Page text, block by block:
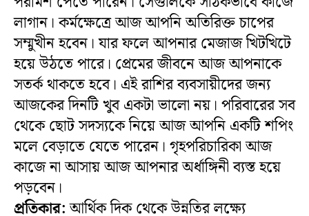
লাগান। কর্মক্ষেত্রে আজ আপনি অতিরিক্ত চাপের
সম্মুখীন হবেন। যার ফলে আপনার মেজাজ খিটখিটে
হয়ে উঠতে পারে। প্রেমের জীবনে আজ আপনাকে
সতর্ক থাকতে হবে। এই রাশির ব্যবসায়ীদের জন্য
আজকের দিনটি খুব একটা ভালো নয়। পরিবারের সব
থেকে ছোট সদস্যকে নিয়ে আজ আপনি একটি শপিং
মলে বেড়াতে যেতে পারেন। গৃহপরিচারিকা আজ
কাজে না আসায় আজ আপনার অর্ধাঙ্গিনী ব্যস্ত হয়ে
পড়বেন।
প্রতিকার:আর্থিক দিক থেকে উন্নতির লক্ষ্যে